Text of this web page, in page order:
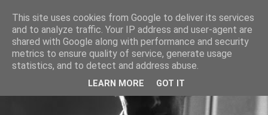
This site uses cookies from Google to deliver its services
and to analyze traffic. Your IP address and user-agent are
shared with Google along with performance and security
metrics to ensure quality of service, generate usage
statistics, and to detect and address abuse.
LEARN MORE GOT IT